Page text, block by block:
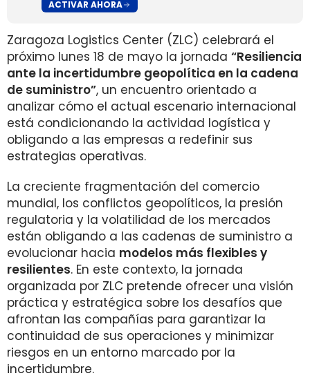
ACTIVAR AHORA
Zaragoza Logistics Center (ZLC) celebrará el
próximo lunes 18 de mayo la jornada “Resiliencia
ante la incertidumbre geopolítica en la cadena
de suministro”, un encuentro orientado a
analizar cómo el actual escenario internacional
está condicionando la actividad logística y
obligando a las empresas a redefinir sus
estrategias operativas.
La creciente fragmentación del comercio
mundial, los conflictos geopolíticos, la presión
regulatoria y la volatilidad de los mercados
están obligando a las cadenas de suministro a
evolucionar hacia modelos más flexibles y
resilientes. En este contexto, la jornada
organizada por ZLC pretende ofrecer una visión
práctica y estratégica sobre los desafíos que
afrontan las compañías para garantizar la
continuidad de sus operaciones y minimizar
riesgos en un entorno marcado por la
incertidumbre.